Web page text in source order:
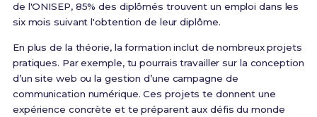
de l'ONISEP, 85% des diplômés trouvent un emploi dans les
six mois suivant l'obtention de leur diplôme.
En plus de la théorie, la formation inclut de nombreux projets
pratiques. Par exemple, tu pourrais travailler sur la conception
d’un site web ou la gestion d’une campagne de
communication numérique. Ces projets te donnent une
expérience concrète et te préparent aux défis du monde